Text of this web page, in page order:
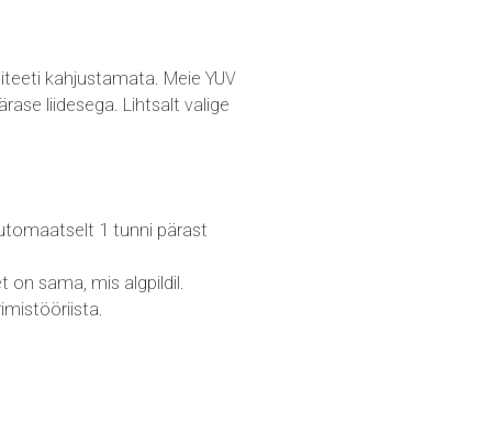
kahjustamata. Meie YUV
liidesega. Lihtsalt valige
1 tunni pärast
on sama, mis algpildil.